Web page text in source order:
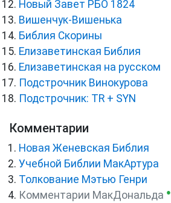
Новый Завет РБО 1824
Вишенчук-Вишенька
Библия Скорины
Елизаветинская Библия
Елизаветинская на русском
Подстрочник Винокурова
Подстрочник: TR + SYN
Комментарии
Новая Женевская Библия
Учебной Библии МакАртура
Толкование Мэтью Генри
Комментарии МакДональда ●